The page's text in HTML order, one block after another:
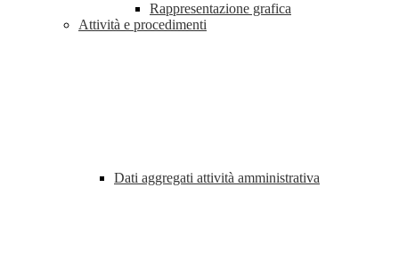
Rappresentazione grafica
Attività e procedimenti
Dati aggregati attività amministrativa